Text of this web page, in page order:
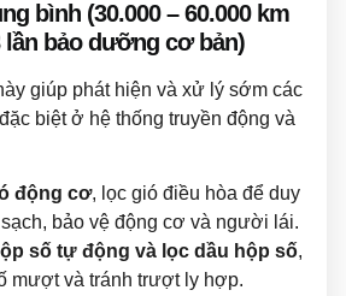
bình (30.000 – 60.000 km
lần bảo dưỡng cơ bản)
giúp phát hiện và xử lý sớm các
biệt ở hệ thống truyền động và
động cơ, lọc gió điều hòa để duy
bảo vệ động cơ và người lái.
số tự động và lọc dầu hộp số,
mượt và tránh trượt ly hợp.